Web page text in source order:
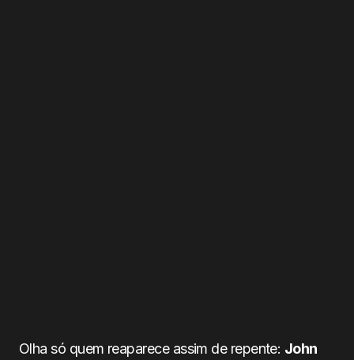
Olha só quem reaparece assim de repente: John